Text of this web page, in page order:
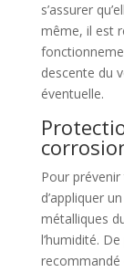
s’assurer
même, il est
descente du
éventuelle.
Pour
d’appliquer
métalliques
l’humidité.
recommandé